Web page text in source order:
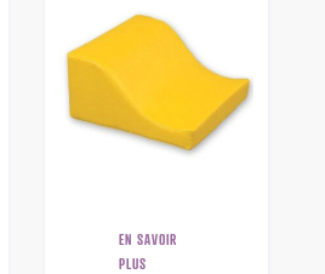
EN SAVOIR
PLUS